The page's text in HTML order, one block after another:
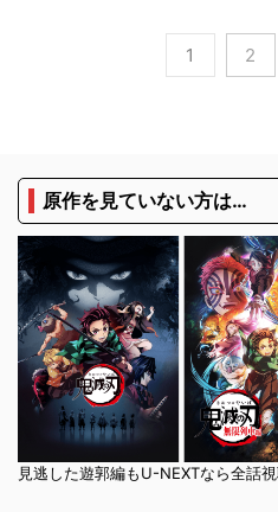
1 2
原作を見ていない方は…
見逃した遊郭編もU-NEXTなら全話視